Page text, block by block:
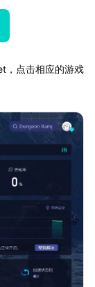
，点击相应的游戏